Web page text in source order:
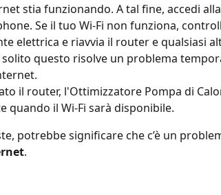
stia funzionando. A tal fine, accedi
Se il tuo Wi-Fi non funziona,
elettrica e riavvia il router e qualsiasi
questo risolve un problema
il router, l'Ottimizzatore Pompa di
quando il Wi-Fi sarà disponibile.
potrebbe significare che c’è un
.